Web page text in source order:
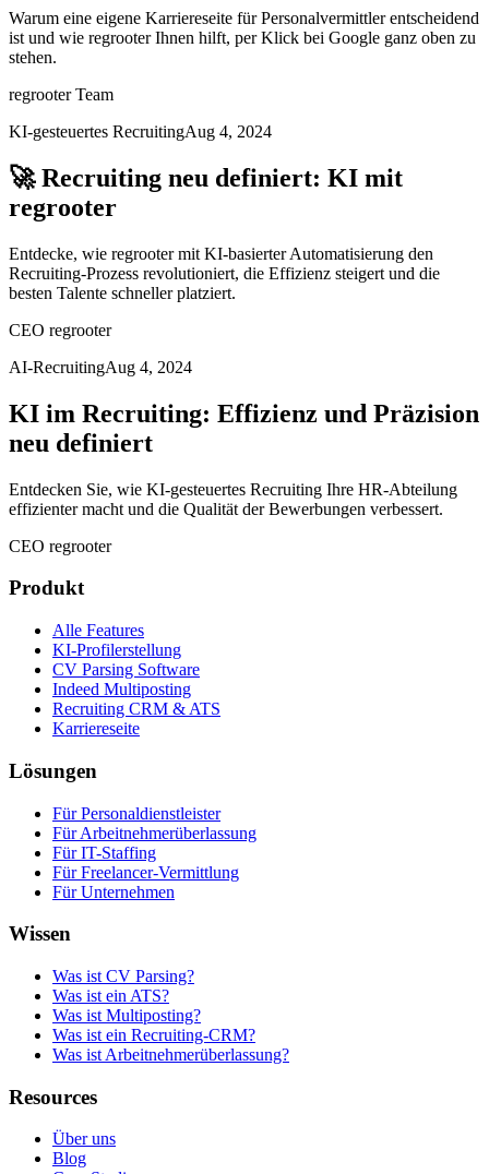
Warum eine eigene Karriereseite für Personalvermittler entscheidend
ist und wie regrooter Ihnen hilft, per Klick bei Google ganz oben zu
stehen.
regrooter Team
KI-gesteuertes RecruitingAug 4, 2024
🚀 Recruiting neu definiert: KI mit
regrooter
Entdecke, wie regrooter mit KI-basierter Automatisierung den
Recruiting-Prozess revolutioniert, die Effizienz steigert und die
besten Talente schneller platziert.
CEO regrooter
AI-RecruitingAug 4, 2024
KI im Recruiting: Effizienz und Präzision
neu definiert
Entdecken Sie, wie KI-gesteuertes Recruiting Ihre HR-Abteilung
effizienter macht und die Qualität der Bewerbungen verbessert.
CEO regrooter
Produkt
Alle Features
KI-Profilerstellung
CV Parsing Software
Indeed Multiposting
Recruiting CRM & ATS
Karriereseite
Lösungen
Für Personaldienstleister
Für Arbeitnehmerüberlassung
Für IT-Staffing
Für Freelancer-Vermittlung
Für Unternehmen
Wissen
Was ist CV Parsing?
Was ist ein ATS?
Was ist Multiposting?
Was ist ein Recruiting-CRM?
Was ist Arbeitnehmerüberlassung?
Resources
Über uns
Blog